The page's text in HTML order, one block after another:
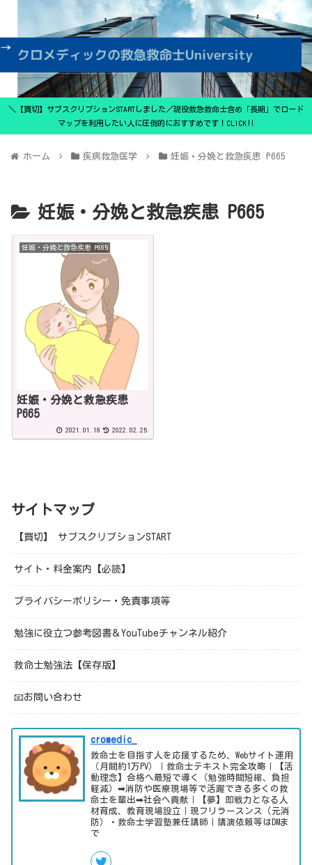
＼【買切】サブスクリプションSTARTしました／現役救急救命士含め「長期」でロード
マップを利用したい人に圧倒的におすすめです！CLICK‼
ホーム 疾病救急医学 妊娠・分娩と救急疾患 P665
妊娠・分娩と救急疾患 P665
妊娠・分娩と救急疾患 P665
妊娠・分娩と救急疾患
P665
2021.01.18 2022.02.25
サイトマップ
【買切】 サブスクリプションSTART
サイト・料金案内【必読】
プライバシーポリシー・免責事項等
勉強に役立つ参考図書＆YouTubeチャンネル紹介
救命士勉強法【保存版】
📧お問い合わせ
cromedic_
救命士を目指す人を応援するため、Webサイト運用
（月間約1万PV）｜救命士テキスト完全攻略｜【活
動理念】合格へ最短で導く（勉強時間短縮、負担
軽減）➡消防や医療現場等で活躍できる多くの救
命士を輩出➡社会へ貢献｜【夢】即戦力となる人
材育成、教育現場設立｜現フリラースンス（元消
防）・救命士学習塾兼任講師｜講演依頼等はDMま
で